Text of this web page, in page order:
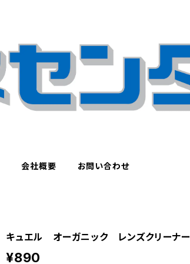
会社概要 お問い合わせ
キュエル オーガニック レンズクリーナー
¥890